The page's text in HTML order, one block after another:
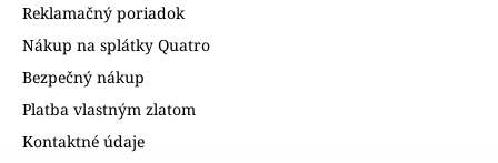
Reklamačný poriadok
Nákup na splátky Quatro
Bezpečný nákup
Platba vlastným zlatom
Kontaktné údaje